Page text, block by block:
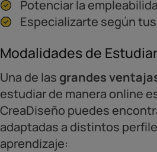
Potenciar la
Especializarte según
Modalidades de
Una de las grandes
estudiar de manera online
CreaDiseño puedes
adaptadas a distintos
aprendizaje: